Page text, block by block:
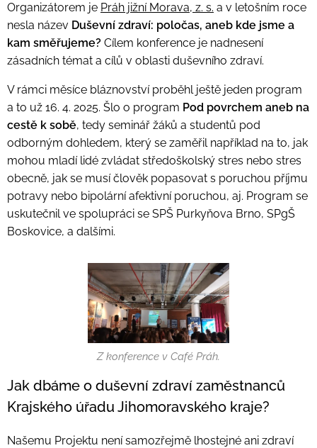
Organizátorem je Práh jižní Morava, z. s. a v letošním roce
nesla název Duševní zdraví: poločas, aneb kde jsme a
kam směřujeme? Cílem konference je nadnesení
zásadních témat a cílů v oblasti duševního zdraví.
V rámci měsíce bláznovství proběhl ještě jeden program
a to už 16. 4. 2025. Šlo o program Pod povrchem aneb na
cestě k sobě, tedy seminář žáků a studentů pod
odborným dohledem, který se zaměřil například na to, jak
mohou mladí lidé zvládat středoškolský stres nebo stres
obecně, jak se musí člověk popasovat s poruchou příjmu
potravy nebo bipolární afektivní poruchou, aj. Program se
uskutečnil ve spolupráci se SPŠ Purkyňova Brno, SPgŠ
Boskovice, a dalšími.
Z konference v Café Práh.
Jak dbáme o duševní zdraví zaměstnanců
Krajského úřadu Jihomoravského kraje?
Našemu Projektu není samozřejmě lhostejné ani zdraví